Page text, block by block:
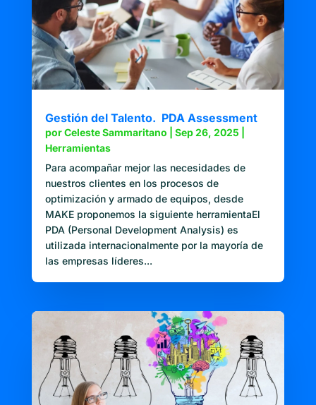
Gestión del Talento. PDA Assessment
porCeleste Sammaritano Sep 26, 2025
Herramientas
Para acompañar mejor las necesidades de
nuestros clientes en los procesos de
optimización y armado de equipos, desde
MAKE proponemos la siguiente herramientaEl
PDA (Personal Development Analysis) es
utilizada internacionalmente por la mayoría de
las empresas líderes...